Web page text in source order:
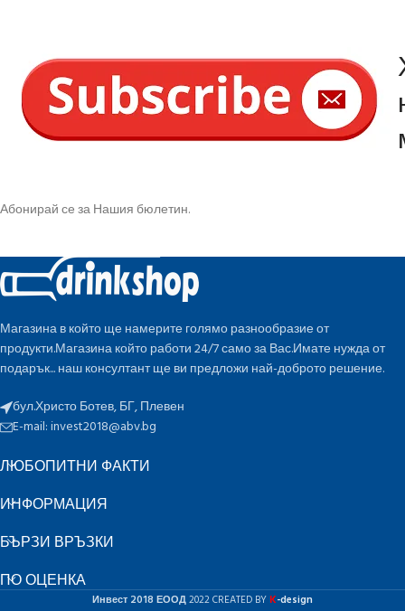
Абонирай се за Нашия бюлетин.
Магазина в който ще намерите голямо разнообразие от
продукти.Магазина който работи 24/7 само за Вас.Имате нужда от
подарък... наш консултант ще ви предложи най-доброто решение.
бул.Христо Ботев, БГ, Плевен
E-mail:invest2018@abv.bg
ЛЮБОПИТНИ ФАКТИ
ИНФОРМАЦИЯ
БЪРЗИ ВРЪЗКИ
ПО ОЦЕНКА
Инвест 2018 ЕООД2022 CREATED BY K-design